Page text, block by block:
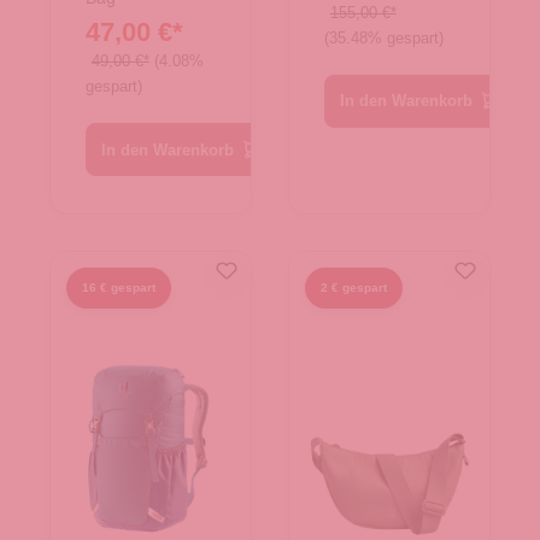
Black
47,00 €*
49,00 €* (4.08%
gespart)
TNF Black
155,00 €*
(35.48% gespart)
16 € gespart 2 € gespart